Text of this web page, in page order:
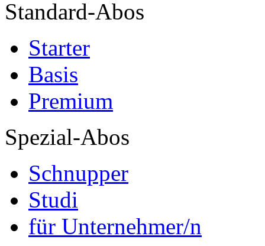
Standard-Abos
Starter
Basis
Premium
Spezial-Abos
Schnupper
Studi
für Unternehmer/n